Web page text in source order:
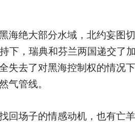
海绝大部分水域，北约妄图
下，瑞典和芬兰两国递交了
失去了对黑海控制权的情况
气管线。
回场子的情感动机，也有亡